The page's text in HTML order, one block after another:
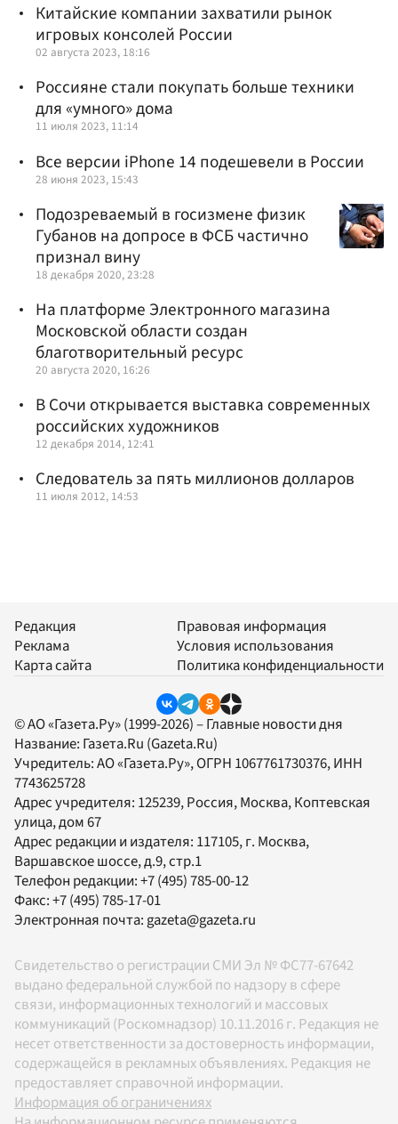
Китайские компании захватили рынок
игровых консолей России
02 августа 2023, 18:16
Россияне стали покупать больше техники
для «умного» дома
11 июля 2023, 11:14
Все версии iPhone 14 подешевели в России
28 июня 2023, 15:43
Подозреваемый в госизмене физик
Губанов на допросе в ФСБ частично
признал вину
18 декабря 2020, 23:28
На платформе Электронного магазина
Московской области создан
благотворительный ресурс
20 августа 2020, 16:26
В Сочи открывается выставка современных
российских художников
12 декабря 2014, 12:41
Следователь за пять миллионов долларов
11 июля 2012, 14:53
Редакция
Реклама
Карта сайта
Правовая информация
Условия использования
Политика конфиденциальности
© АО «Газета.Ру» (1999-2026) – Главные новости дня
Название: Газета.Ru (Gazeta.Ru)
Учредитель:АО «Газета.Ру», ОГРН 1067761730376, ИНН
7743625728
Адрес учредителя: 125239, Россия, Москва, Коптевская
улица, дом 67
Адрес редакции и издателя: 117105, г. Москва,
Варшавское шоссе, д.9, стр.1
Телефон редакции:+7 (495) 785-00-12
Факс:+7 (495) 785-17-01
Электронная почта:gazeta@gazeta.ru
Свидетельство о регистрации СМИ Эл № ФС77-67642
выдано федеральной службой по надзору в сфере
связи, информационных технологий и массовых
коммуникаций (Роскомнадзор) 10.11.2016 г. Редакция не
несет ответственности за достоверность информации,
содержащейся в рекламных объявлениях. Редакция не
предоставляет справочной информации.
Информация об ограничениях